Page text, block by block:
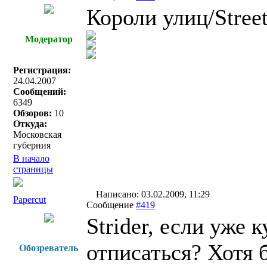
Модератор
Регистрация:
24.04.2007
Сообщений:
6349
Обзоров: 10
Откуда:
Московская
губерния
Короли улиц/
В начало
страницы
Papercut
Написано: 03.02.2009, 11:29
Сообщение #419
Обозреватель
Strider, если уже
отписаться?